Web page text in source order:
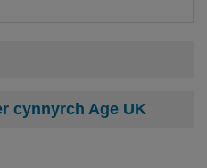
cynnyrch Age UK